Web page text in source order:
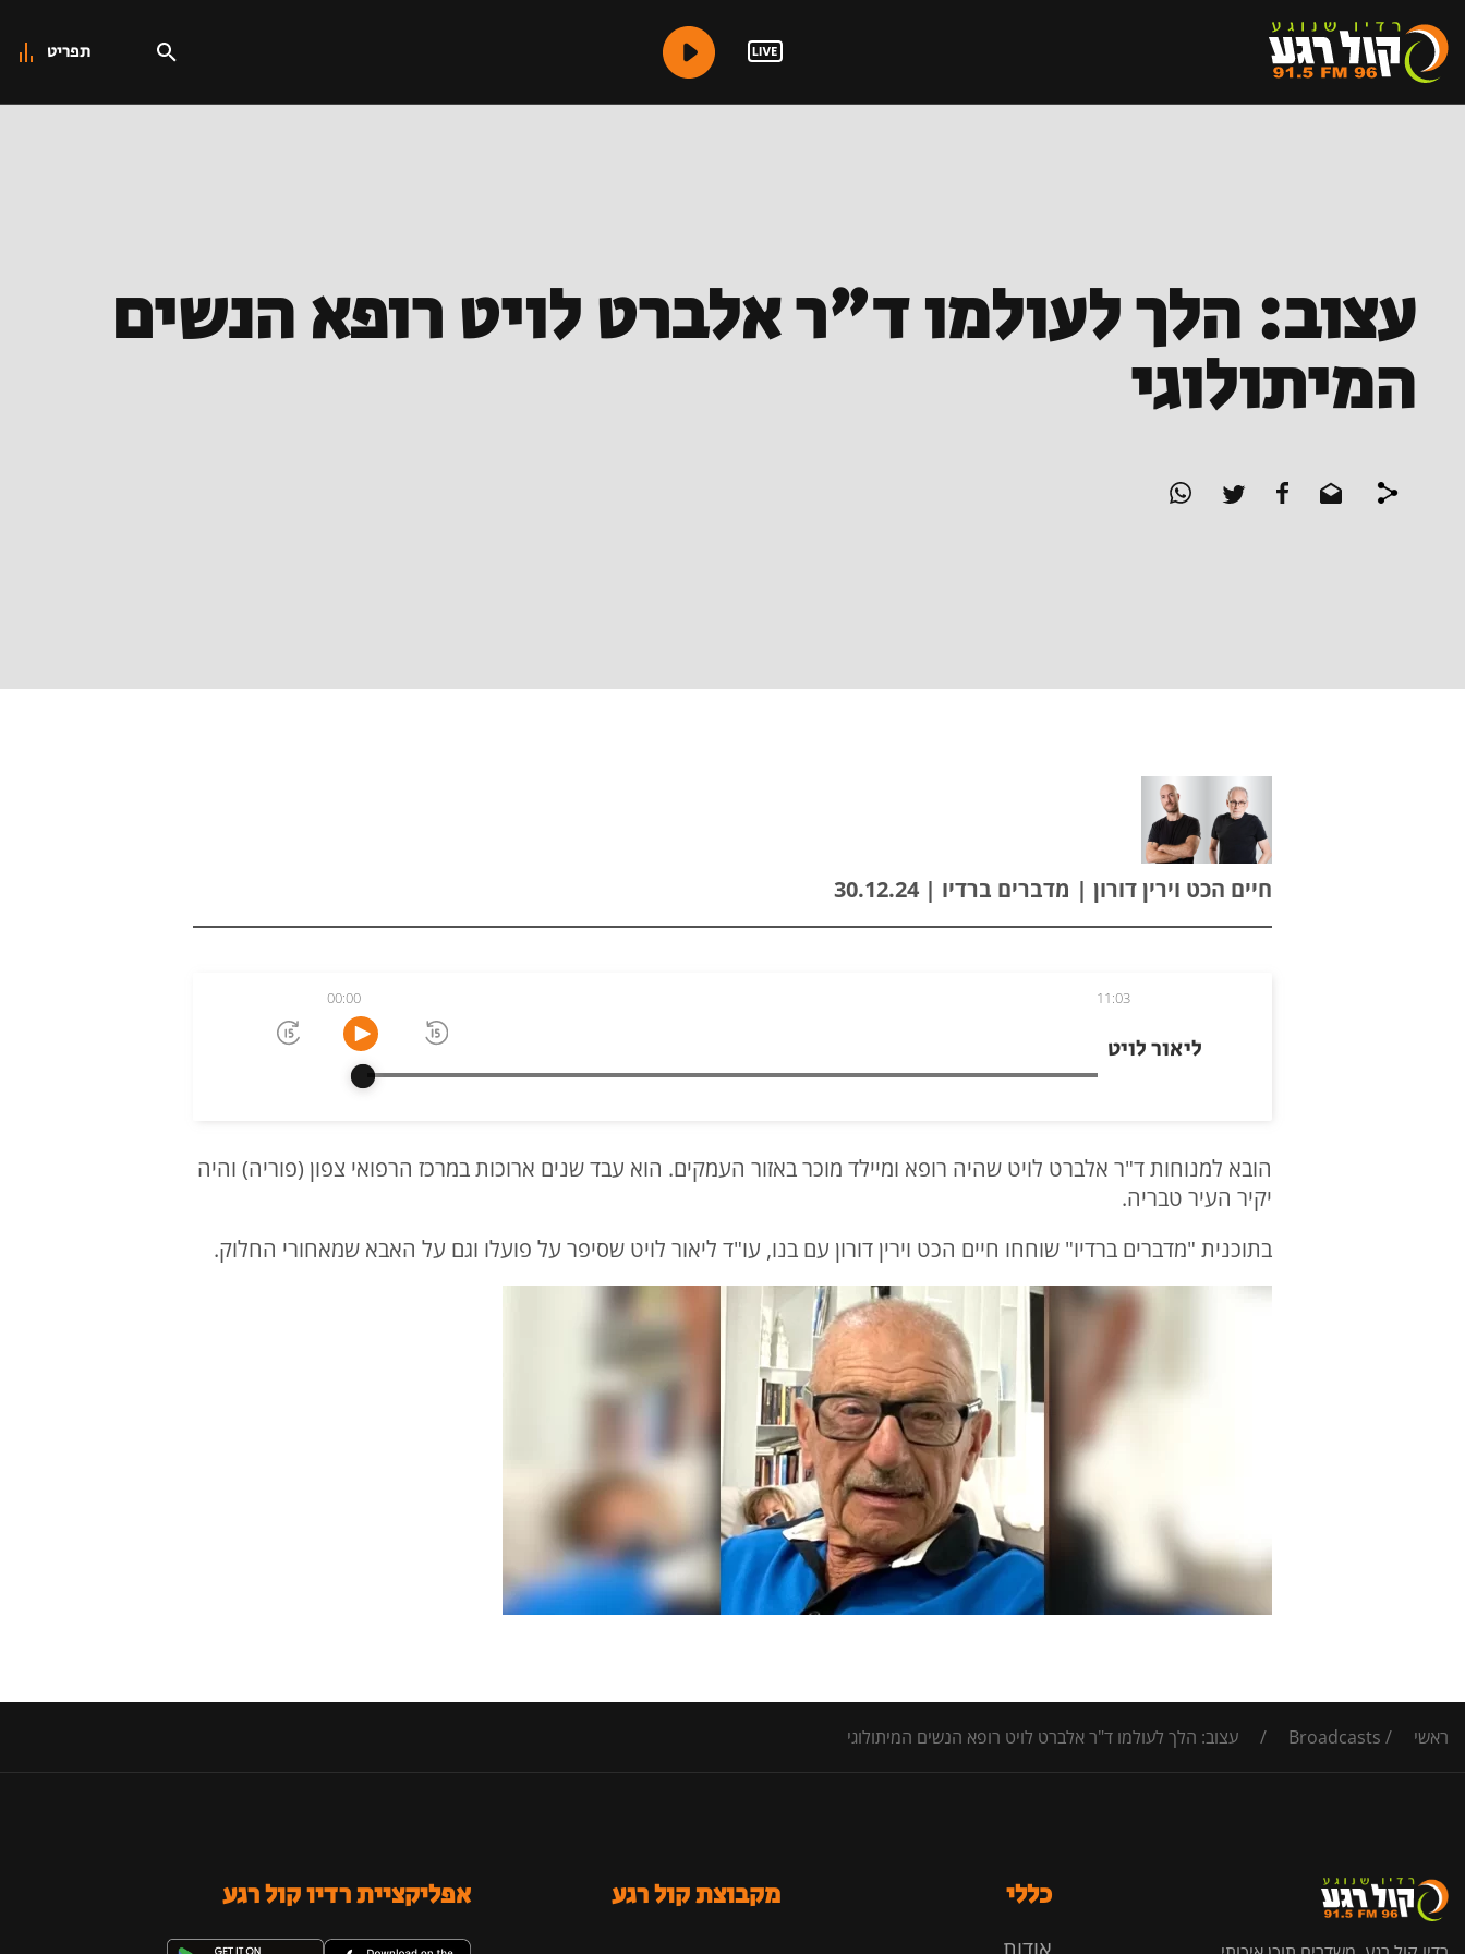
תפריט
עצוב: הלך לעולמו ד"ר אלברט לויט רופא הנשים
המיתולוגי
חיים הכט וירין דורון | מדברים ברדיו | 30.12.24
ליאור לויט
00:00 11:03
הובא למנוחות ד"ר אלברט לויט שהיה רופא ומיילד מוכר באזור העמקים. הוא עבד שנים ארוכות במרכז הרפואי צפון (פוריה) והיה
יקיר העיר טבריה.
בתוכנית "מדברים ברדיו" שוחחו חיים הכט וירין דורון עם בנו, עו"ד ליאור לויט שסיפר על פועלו וגם על האבא שמאחורי החלוק.
ראשי /
Broadcasts
/ עצוב: הלך לעולמו ד"ר אלברט לויט רופא הנשים המיתולוגי
כללי מקבוצת קול רגע אפליקציית רדיו קול רגע